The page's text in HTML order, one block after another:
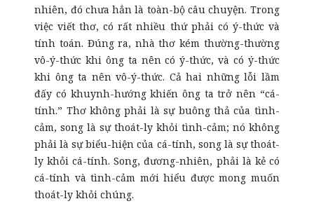
nhiên, đó chưa hẳn là toàn-bộ câu chuyện. Trong
việc viết thơ, có rất nhiều thứ phải có ý-thức và
tính toán. Đúng ra, nhà thơ kém thường-thường
vô-ý-thức khi ông ta nên có ý-thức, và có ý-thức
khi ông ta nên vô-ý-thức. Cả hai những lỗi lầm
đấy có khuynh-hướng khiến ông ta trở nên “cá-
tính.” Thơ không phải là sự buông thả của tình-
cảm, song là sự thoát-ly khỏi tình-cảm; nó không
phải là sự biểu-hiện của cá-tính, song là sự thoát-
ly khỏi cá-tính. Song, đương-nhiên, phải là kẻ có
cá-tính và tình-cảm mới hiểu được mong muốn
thoát-ly khỏi chúng.